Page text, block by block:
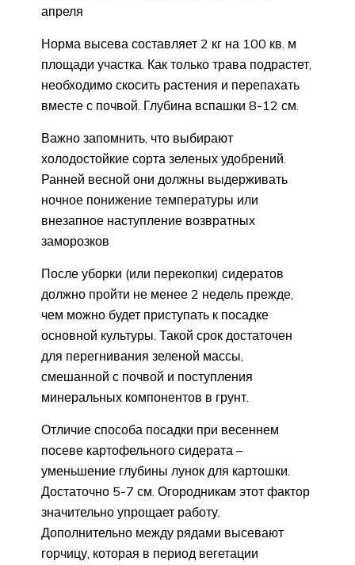
апреля
Норма высева составляет 2 кг на 100 кв. м
площади участка. Как только трава подрастет,
необходимо скосить растения и перепахать
вместе с почвой. Глубина вспашки 8-12 см.
Важно запомнить, что выбирают
холодостойкие сорта зеленых удобрений.
Ранней весной они должны выдерживать
ночное понижение температуры или
внезапное наступление возвратных
заморозков
После уборки (или перекопки) сидератов
должно пройти не менее 2 недель прежде,
чем можно будет приступать к посадке
основной культуры. Такой срок достаточен
для перегнивания зеленой массы,
смешанной с почвой и поступления
минеральных компонентов в грунт.
Отличие способа посадки при весеннем
посеве картофельного сидерата –
уменьшение глубины лунок для картошки.
Достаточно 5-7 см. Огородникам этот фактор
значительно упрощает работу.
Дополнительно между рядами высевают
горчицу, которая в период вегетации